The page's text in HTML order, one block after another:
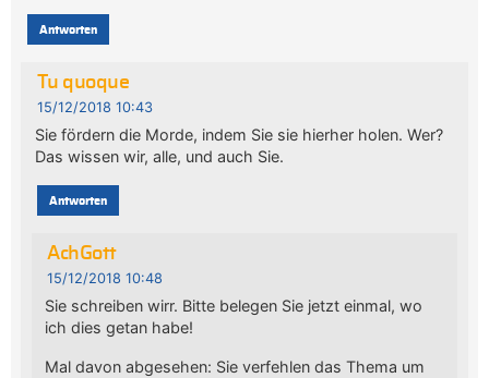
Antworten
Tu quoque
15/12/2018 10:43
Sie fördern die Morde, indem Sie sie hierher holen. Wer?
Das wissen wir, alle, und auch Sie.
Antworten
AchGott
15/12/2018 10:48
Sie schreiben wirr. Bitte belegen Sie jetzt einmal, wo
ich dies getan habe!
Mal davon abgesehen: Sie verfehlen das Thema um